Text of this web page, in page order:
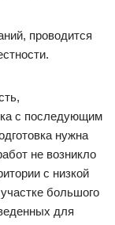
проводится
с последующим
нужна
не возникло
с низкой
большого
для